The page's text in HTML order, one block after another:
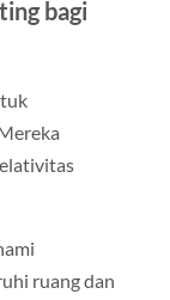
bagi
ruang dan